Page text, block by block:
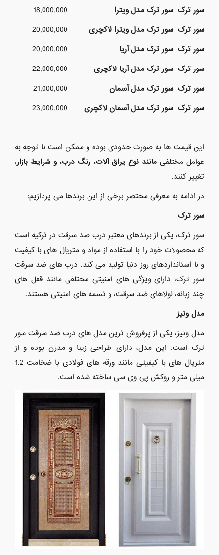
سور ترک سور ترک مدل ویترا
18,000,000
سور ترک سور ترک مدل ویترا لاکچری
20,000,000
سور ترک سور ترک مدل آریا
20,000,000
سور ترک سور ترک مدل آریا لاکچری
22,000,000
سور ترک سور ترک مدل آسمان
21,000,000
سور ترک سور ترک مدل آسمان لاکچری 23,000,000
این قیمت ها به صورت حدودی بوده و ممکن است با توجه به
عوامل مختلفیمانند نوع یراق آلات، رنگ درب، و شرایط بازار،
تغییر کنند.
در ادامه به معرفی مختصر برخی از این برندها می پردازیم:
سور ترک
سور ترک، یکی از برندهای معتبر درب ضد سرقت در ترکیه است
که محصولات خود را با استفاده از مواد و متریال های با کیفیت
و با استانداردهای روز دنیا تولید می کند. درب های ضد سرقت
سور ترک، دارای ویژگی های امنیتی مختلفی مانند قفل های
چند زبانه، لولاهای ضد سرقت، و تسمه های امنیتی هستند.
مدل ونیز
مدل ونیز، یکی از پرفروش ترین مدل های درب ضد سرقت سور
ترک است. این مدل، دارای طراحی زیبا و مدرن بوده و از
متریال های با کیفیتی مانند ورقه های فولادی با ضخامت 1.2
میلی متر و روکش پی وی سی ساخته شده است.